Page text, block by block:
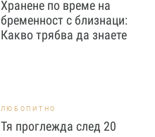
Хранене по време на
бременност с близнаци:
Какво трябва да знаете
ЛЮБОПИТНО
Тя проглежда след 20